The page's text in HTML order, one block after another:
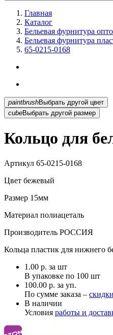
Главная
Каталог
Бельевая фурнитура
Бельевая фурнитура
65-0215-0168
paintbrush
Выбрать другой цвет
cubeВыбрать другой размер
Кольцо для
Артикул 65-0215-0168
Цвет бежевый
Размер 15мм
Материал полиацеталь
Производитель РОССИЯ
Кольца пластик для нижнего
1.00 р. за шт
В упаковке по 100 шт
100.00 р. за уп.
По сумме заказа – скидки
В наличии
Условия работы и